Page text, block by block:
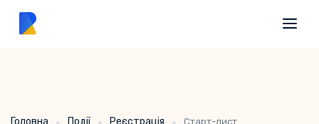
Головна Події Реєстрація Старт-лист